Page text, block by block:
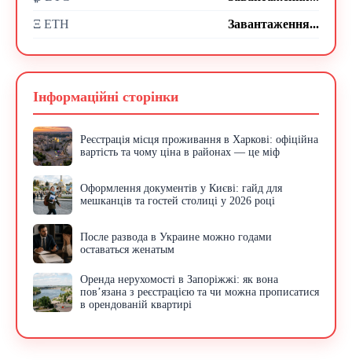
Ξ ETH Завантаження...
Інформаційні сторінки
Реєстрація місця проживання в Харкові: офіційна
вартість та чому ціна в районах — це міф
Оформлення документів у Києві: гайд для
мешканців та гостей столиці у 2026 році
После развода в Украине можно годами
оставаться женатым
Оренда нерухомості в Запоріжжі: як вона
пов’язана з реєстрацією та чи можна прописатися
в орендованій квартирі